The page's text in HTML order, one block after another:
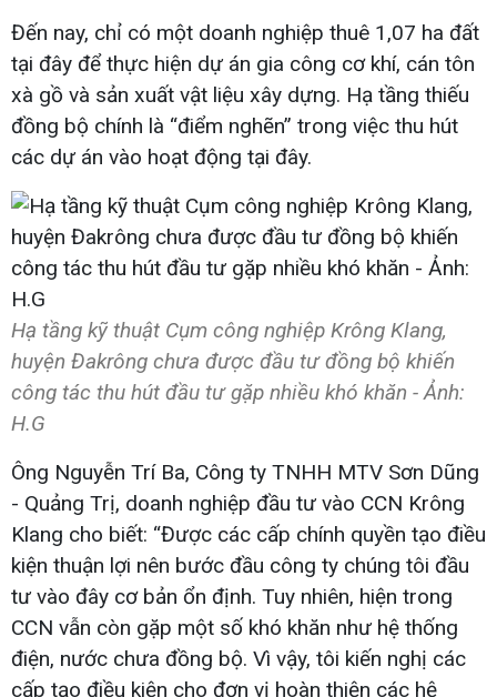
Đến nay, chỉ có một doanh nghiệp thuê 1,07 ha đất
tại đây để thực hiện dự án gia công cơ khí, cán tôn
xà gồ và sản xuất vật liệu xây dựng. Hạ tầng thiếu
đồng bộ chính là “điểm nghẽn” trong việc thu hút
các dự án vào hoạt động tại đây.
Hạ tầng kỹ thuật Cụm công nghiệp Krông Klang,
huyện Đakrông chưa được đầu tư đồng bộ khiến
công tác thu hút đầu tư gặp nhiều khó khăn - Ảnh:
H.G
Ông Nguyễn Trí Ba, Công ty TNHH MTV Sơn Dũng
- Quảng Trị, doanh nghiệp đầu tư vào CCN Krông
Klang cho biết: “Được các cấp chính quyền tạo điều
kiện thuận lợi nên bước đầu công ty chúng tôi đầu
tư vào đây cơ bản ổn định. Tuy nhiên, hiện trong
CCN vẫn còn gặp một số khó khăn như hệ thống
điện, nước chưa đồng bộ. Vì vậy, tôi kiến nghị các
cấp tạo điều kiện cho đơn vị hoàn thiện các hệ